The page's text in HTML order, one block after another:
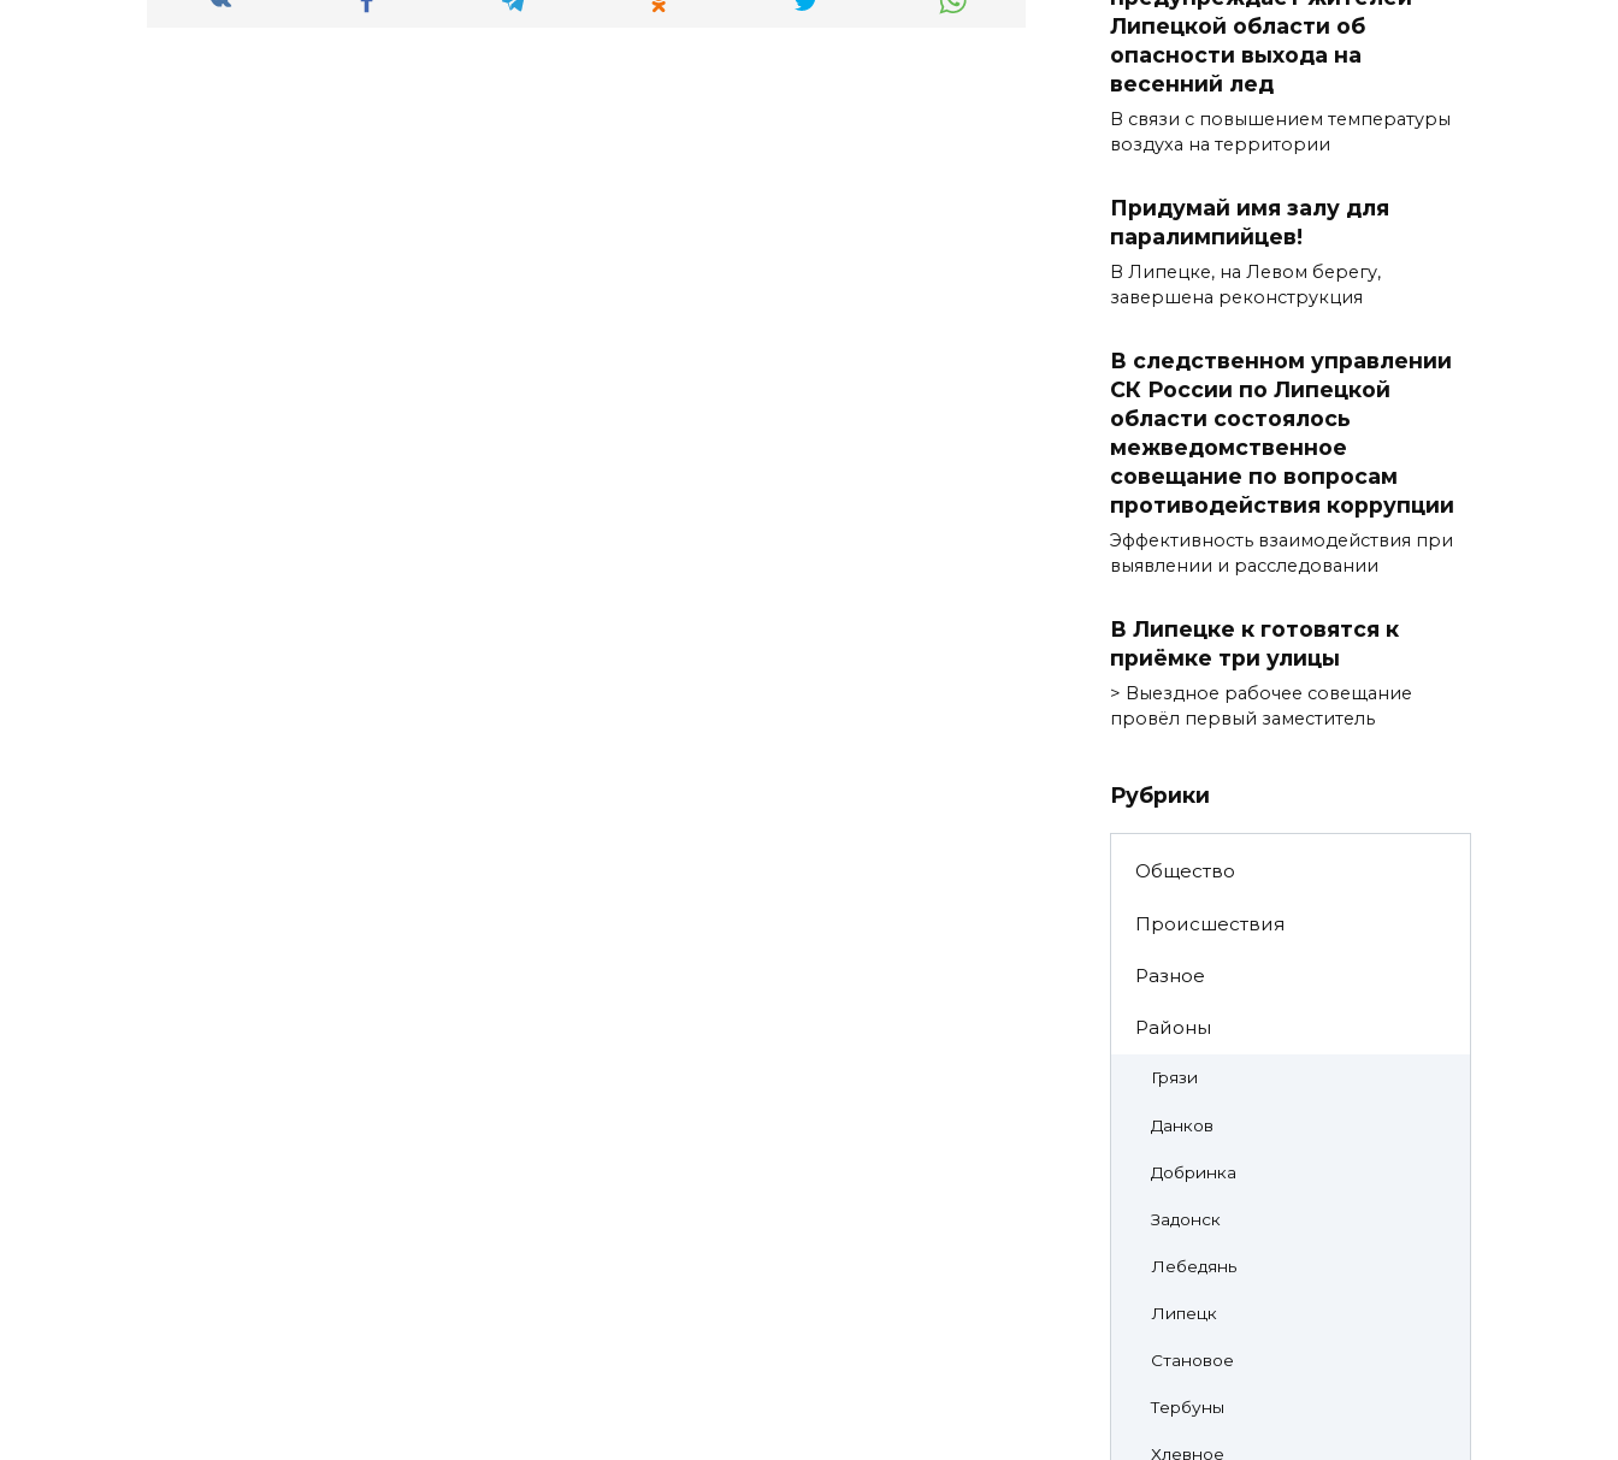
Липецкой области об
опасности выхода на
весенний лед
В связи с повышением температуры
воздуха на территории
Придумай имя залу для
паралимпийцев!
В Липецке, на Левом берегу,
завершена реконструкция
В следственном управлении
СК России по Липецкой
области состоялось
межведомственное
совещание по вопросам
противодействия коррупции
Эффективность взаимодействия при
выявлении и расследовании
В Липецке к готовятся к
приёмке три улицы
> Выездное рабочее совещание
провёл первый заместитель
Рубрики
Общество
Происшествия
Разное
Районы
Грязи
Данков
Добринка
Задонск
Лебедянь
Липецк
Становое
Тербуны
Хлевное